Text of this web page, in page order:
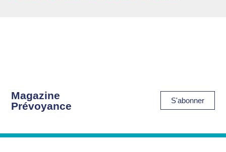
Magazine
Prévoyance
S'abonner